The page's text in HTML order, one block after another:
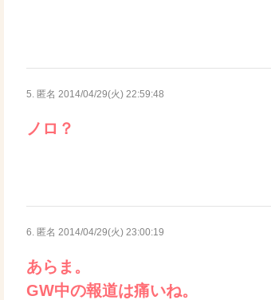
5. 匿名 2014/04/29(火) 22:59:48
ノロ？
6. 匿名 2014/04/29(火) 23:00:19
あらま。
GW中の報道は痛いね。